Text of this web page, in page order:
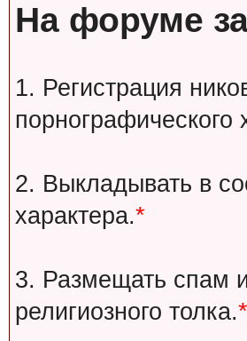
На форуме
1. Регистрация
порнографического
2. Выкладывать в
характера.*
3. Размещать спам
религиозного толка.